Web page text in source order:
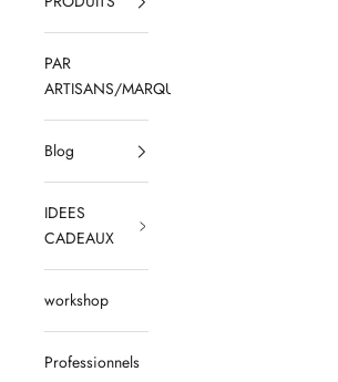
PAR
ARTISANS/MARQUES
Blog
IDEES
CADEAUX
workshop
Professionnels